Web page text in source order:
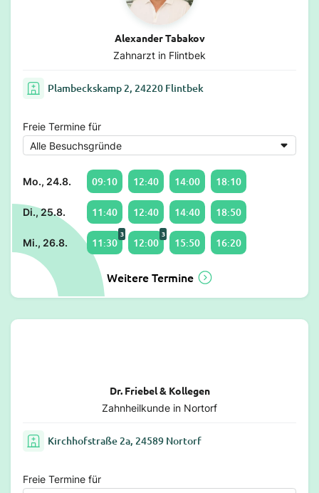
Alexander Tabakov
Zahnarzt in Flintbek
Plambeckskamp 2, 24220 Flintbek
Freie Termine für
Mo., 24.8. 09:10 12:40 14:00 18:10
Di., 25.8. 11:40 12:40 14:40 18:50
Mi., 26.8. 11:30
3
12:00
3
15:50 16:20
Weitere Termine
Dr. Friebel & Kollegen
Zahnheilkunde in Nortorf
Kirchhofstraße 2a, 24589 Nortorf
Freie Termine für